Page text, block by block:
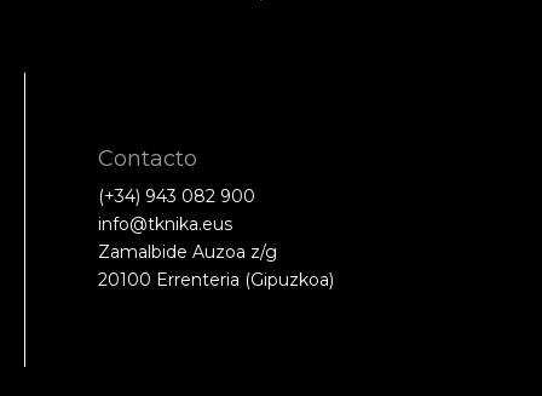
Contacto
(+34) 943 082 900
info@tknika.eus
Zamalbide Auzoa z/g
20100 Errenteria (Gipuzkoa)